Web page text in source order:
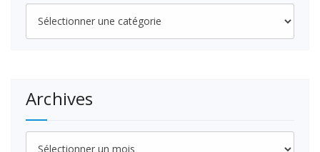
Catégories
Archives
Archives